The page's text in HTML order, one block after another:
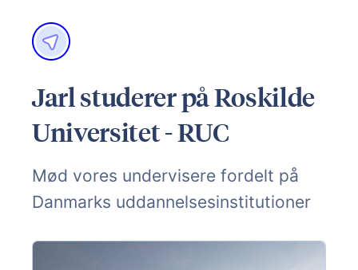
Jarl studerer på Roskilde
Universitet - RUC
Mød vores undervisere fordelt på
Danmarks uddannelsesinstitutioner